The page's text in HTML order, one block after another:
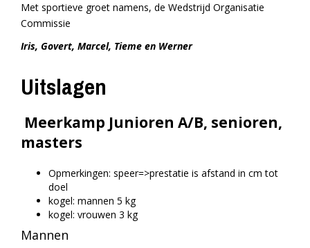
Met sportieve groet namens, de Wedstrijd Organisatie
Commissie
Iris, Govert, Marcel, Tieme en Werner
Uitslagen
Meerkamp Junioren A/B, senioren,
masters
Opmerkingen: speer=>prestatie is afstand in cm tot
doel
kogel: mannen 5 kg
kogel: vrouwen 3 kg
Mannen